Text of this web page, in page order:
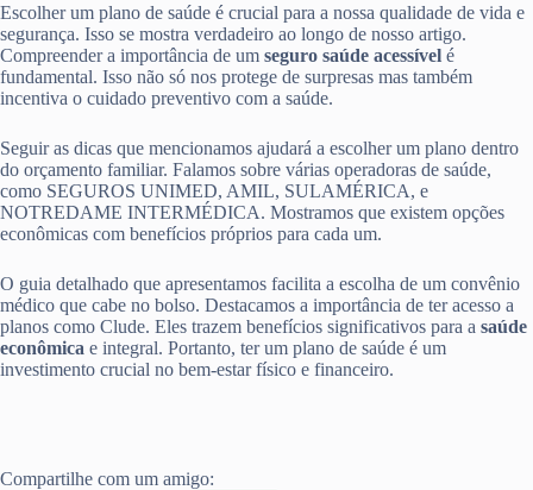
Escolher um plano de saúde é crucial para a nossa qualidade de vida e
segurança. Isso se mostra verdadeiro ao longo de nosso artigo.
Compreender a importância de um seguro saúde acessível é
fundamental. Isso não só nos protege de surpresas mas também
incentiva o cuidado preventivo com a saúde.
Seguir as dicas que mencionamos ajudará a escolher um plano dentro
do orçamento familiar. Falamos sobre várias operadoras de saúde,
como SEGUROS UNIMED, AMIL, SULAMÉRICA, e
NOTREDAME INTERMÉDICA. Mostramos que existem opções
econômicas com benefícios próprios para cada um.
O guia detalhado que apresentamos facilita a escolha de um convênio
médico que cabe no bolso. Destacamos a importância de ter acesso a
planos como Clude. Eles trazem benefícios significativos para a saúde
econômica e integral. Portanto, ter um plano de saúde é um
investimento crucial no bem-estar físico e financeiro.
Compartilhe com um amigo: